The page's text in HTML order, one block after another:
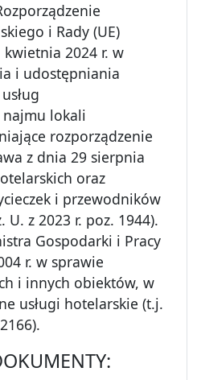
i Rady (UE)
2024 r. w
i udostępniania
lokali
rozporządzenie
z dnia 29 sierpnia
oraz
i przewodników
U. z 2023 r. poz. 1944).
Gospodarki i Pracy
r. w sprawie
i innych obiektów, w
usługi hotelarskie (t.j.